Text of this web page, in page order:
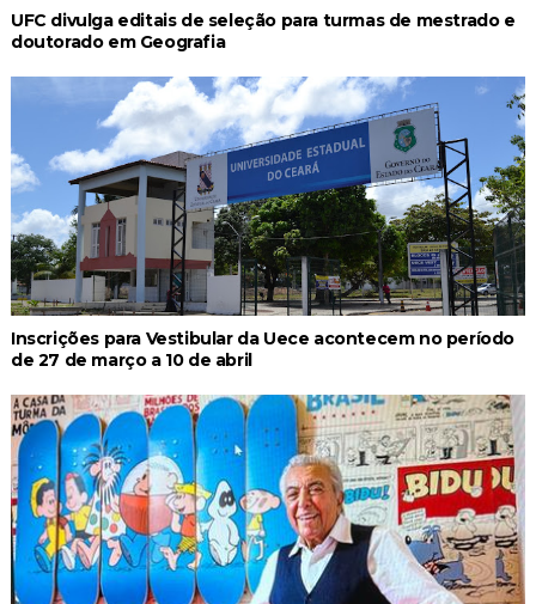
UFC divulga editais de seleção para turmas de mestrado e
doutorado em Geografia
Inscrições para Vestibular da Uece acontecem no período
de 27 de março a 10 de abril